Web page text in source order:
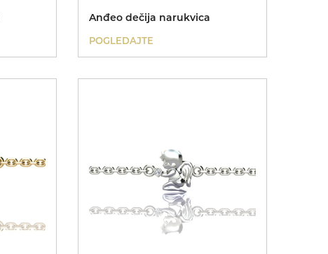
Anđeo dečija narukvica
POGLEDAJTE